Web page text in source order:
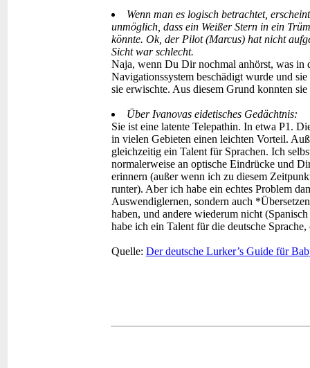
Wenn man es logisch betrachtet,
unmöglich, dass ein Weißer Stern in ein
könnte. Ok, der Pilot (Marcus) hat nicht
Sicht war schlecht.
Naja, wenn Du Dir nochmal anhörst, was in
Navigationssystem beschädigt wurde und
sie erwischte. Aus diesem Grund konnten
Über Ivanovas eidetisches Gedächtnis:
Sie ist eine latente Telepathin. In etwa P1.
in vielen Gebieten einen leichten Vorteil.
gleichzeitig ein Talent für Sprachen. Ich
normalerweise an optische Eindrücke und
erinnern (außer wenn ich zu diesem
runter). Aber ich habe ein echtes Problem
Auswendiglernen, sondern auch
haben, und andere wiederum nicht
habe ich ein Talent für die deutsche
Quelle: Der deutsche Lurker’s Guide für